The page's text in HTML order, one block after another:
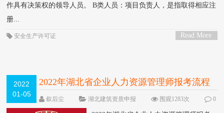
作具有决策权的领导人员。 B类人员：项目负责人，是指取得相应注
册...
Read More
安全生产许可证
2022
01-05
2022年湖北省企业人力资源管理师报考流程
有啥作用？ NEW
叙后尘 湖北建筑资质申报 围观1283次
0
条评论